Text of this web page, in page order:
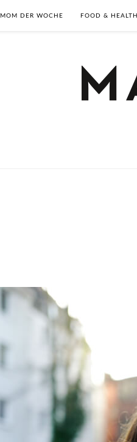
MOM DER WOCHE FOOD & HEALTH